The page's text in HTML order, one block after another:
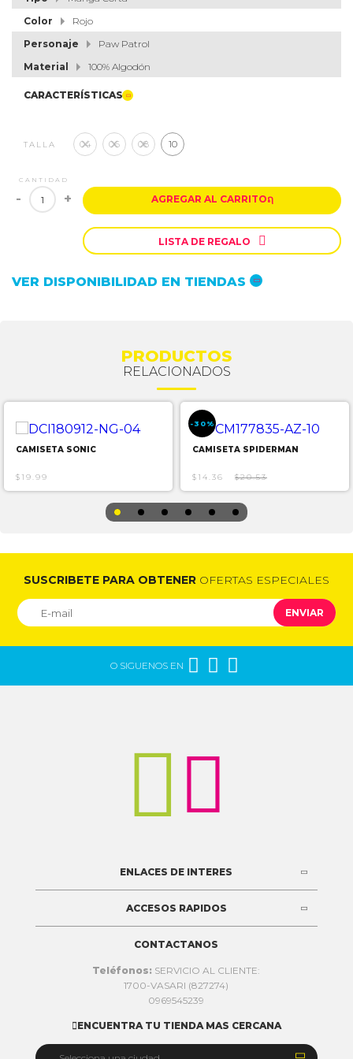
Color
Rojo
Personaje
Paw Patrol
Material
100% Algodón
CARACTERÍSTICAS
TALLA 04 06 08 10
CANTIDAD
- + AGREGAR AL CARRITOຐ
LISTA DE REGALO 
VER DISPONIBILIDAD EN TIENDAS
PRODUCTOS
RELACIONADOS
CAMISETA SONIC
$19.99
-30%
CAMISETA SPIDERMAN
$14.36 $20.53
SUSCRIBETE PARA OBTENER OFERTAS ESPECIALES
ENVIAR
O SIGUENOS EN   

ENLACES DE INTERES
ACCESOS RAPIDOS
CONTACTANOS
Teléfonos: SERVICIO AL CLIENTE:
1700-VASARI (827274)
0969545239
ENCUENTRA TU TIENDA MAS CERCANA
